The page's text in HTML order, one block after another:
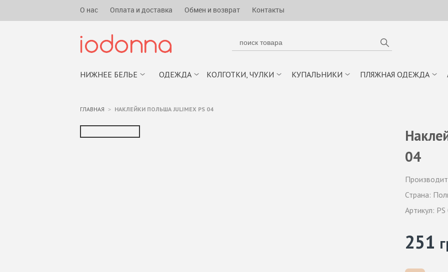
О нас Оплата и доставка Обмен и возврат Контакты
НИЖНЕЕ БЕЛЬЕ ОДЕЖДА КОЛГОТКИ, ЧУЛКИ КУПАЛЬНИКИ ПЛЯЖНАЯ ОДЕЖДА
ГЛАВНАЯ НАКЛЕЙКИ ПОЛЬША JULIMEX PS 04
04
251
Страна:
Артикул: